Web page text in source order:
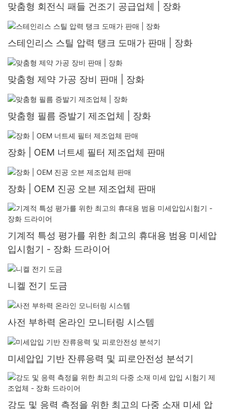
맞춤형 회전식 패들 건조기 공급업체 | 장화
스테인리스 스틸 압력 탱크 도매가 판매 | 장화
맞춤형 제약 가공 장비 판매 | 장화
맞춤형 필름 증발기 제조업체 | 장화
장화 | OEM 너트셰 필터 제조업체 판매
장화 | OEM 진공 오븐 제조업체 판매
기계적 특성 평가를 위한 최고의 휴대용 범용 미세압
입시험기 - 장화 드라이어
니켈 전기 도금
사전 부하력 온라인 모니터링 시스템
미세압입 기반 잔류응력 및 피로안전성 분석기
강도 및 응력 측정을 위한 최고의 다중 소재 미세 압